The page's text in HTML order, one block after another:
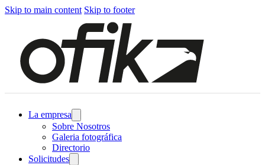
Skip to main content Skip to footer
La empresa
Sobre Nosotros
Galeria fotográfica
Directorio
Solicitudes